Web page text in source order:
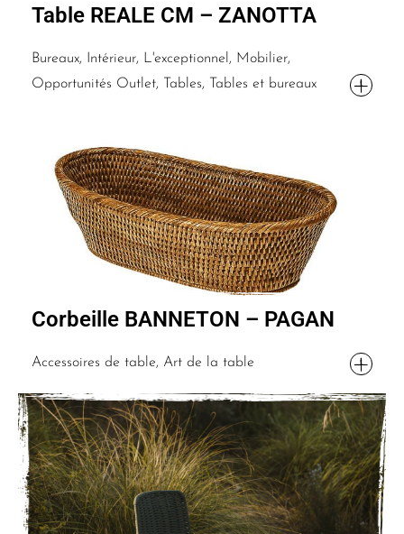
Table REALE CM – ZANOTTA
Bureaux, Intérieur, L'exceptionnel, Mobilier,
Opportunités Outlet, Tables, Tables et bureaux
Corbeille BANNETON – PAGAN
Accessoires de table, Art de la table